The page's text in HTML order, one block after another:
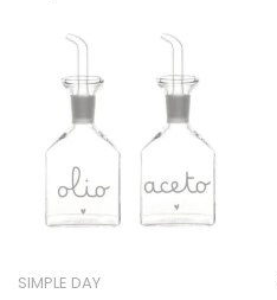
quantità
SIMPLE DAY